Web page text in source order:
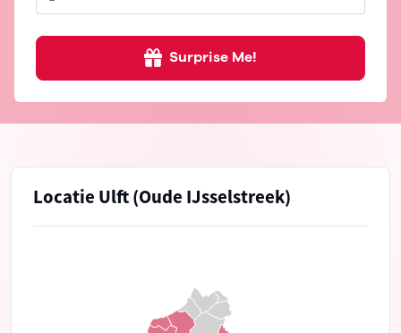
Surprise Me!
Locatie Ulft (Oude IJsselstreek)